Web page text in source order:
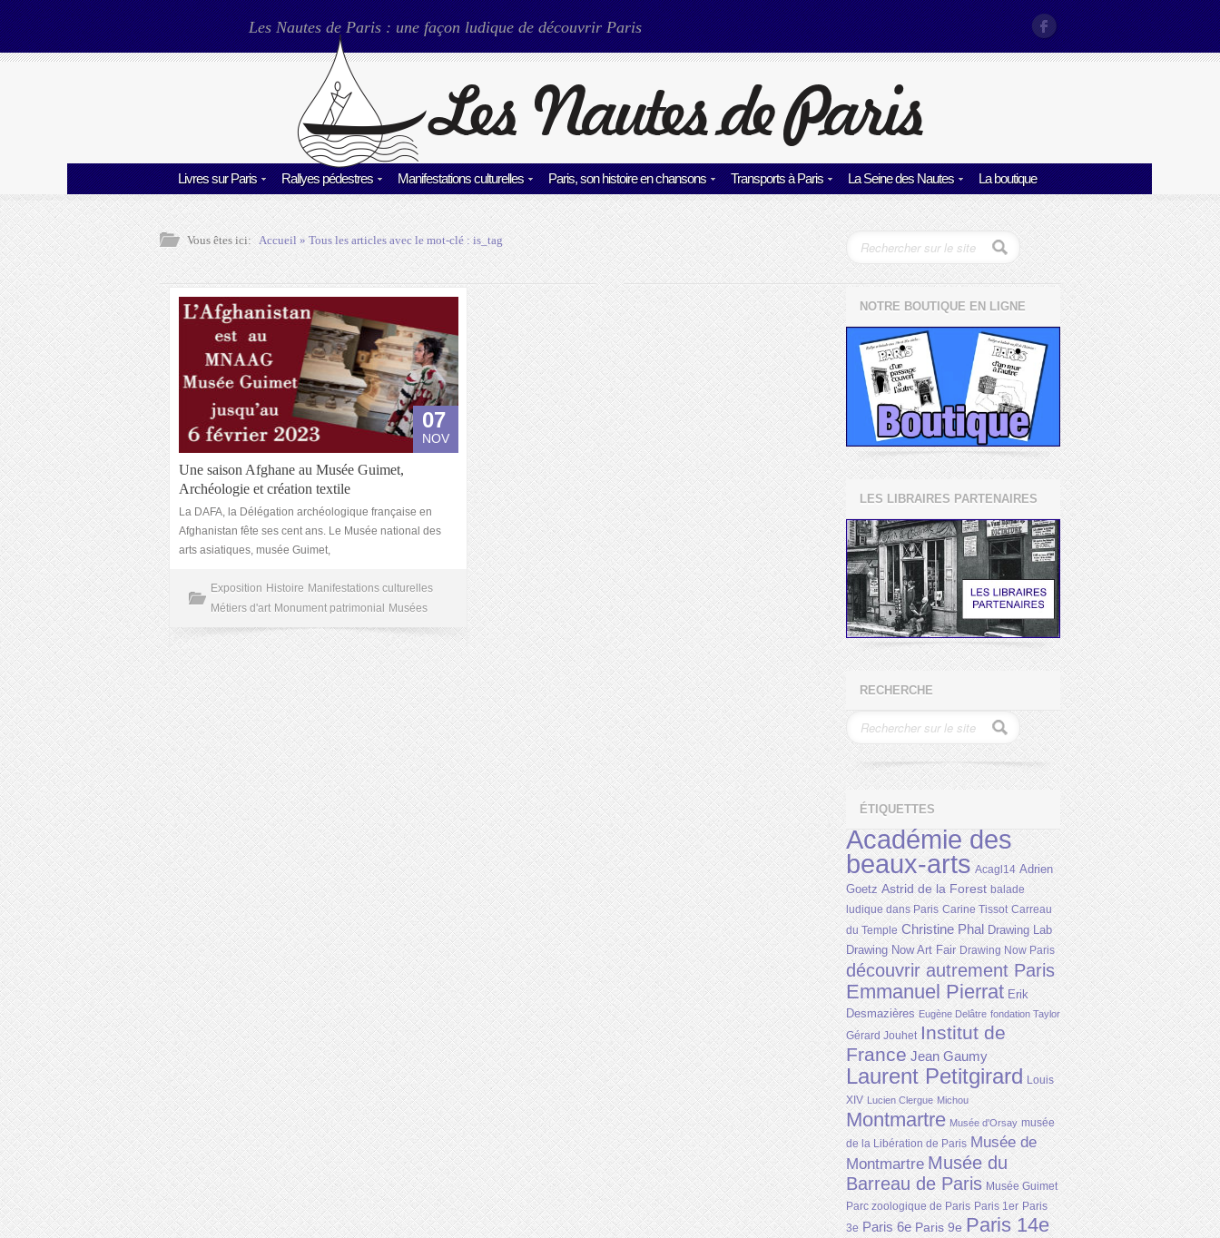
Les Nautes de Paris : une façon ludique de découvrir Paris
Livres sur Paris Rallyes pédestres Manifestations culturelles Paris, son histoire en chansons Transports à Paris La Seine des Nautes La boutique
Vous êtes ici: Accueil» Tous les articles avec le mot-clé :is_tag
07
NOV
Une saison Afghane au Musée Guimet,
Archéologie et création textile
La DAFA, la Délégation archéologique française en
Afghanistan fête ses cent ans. Le Musée national des
arts asiatiques, musée Guimet,
Exposition Histoire Manifestations culturelles
Métiers d'art Monument patrimonial Musées
NOTRE BOUTIQUE EN LIGNE
LES LIBRAIRES PARTENAIRES
RECHERCHE
ÉTIQUETTES
Académie des
beaux-arts Acagl14 Adrien
Goetz Astrid de la Forest balade
ludique dans Paris Carine Tissot Carreau
du Temple Christine Phal Drawing Lab
Drawing Now Art Fair Drawing Now Paris
découvrir autrement Paris
Emmanuel Pierrat Erik
Desmazières Eugène Delâtre fondation Taylor
Gérard Jouhet Institut de
France Jean Gaumy
Laurent Petitgirard Louis
XIV Lucien Clergue Michou
Montmartre Musée d'Orsay musée
de la Libération de Paris Musée de
Montmartre Musée du
Barreau de Paris Musée Guimet
Parc zoologique de Paris Paris 1er Paris
3e Paris 6e Paris 9e Paris 14e